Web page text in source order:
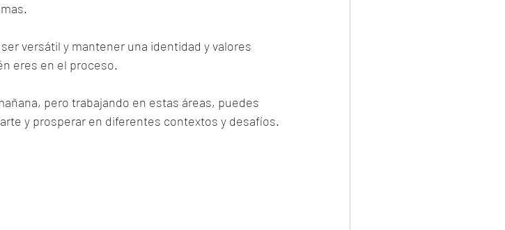
versátil y mantener una identidad y valores
eres en el proceso.
pero trabajando en estas áreas, puedes
y prosperar en diferentes contextos y desafíos.